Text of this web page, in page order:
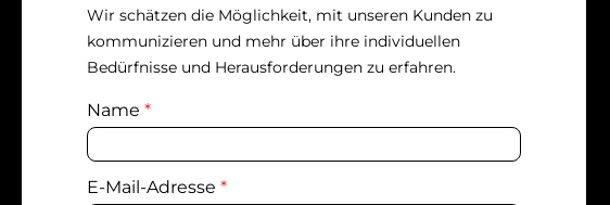
Wir schätzen die Möglichkeit, mit unseren Kunden zu
kommunizieren und mehr über ihre individuellen
Bedürfnisse und Herausforderungen zu erfahren.
Name *
E-Mail-Adresse *